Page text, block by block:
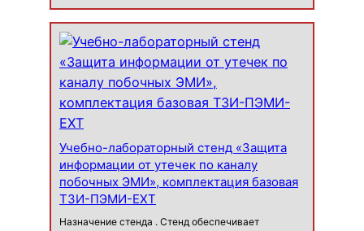
составляющие белого шума равномерно
распределены по всему диапазону
задействованных частот. Генератор белого шума…
Учебно-лабораторный стенд «Защита
информации от утечек по каналу
побочных ЭМИ», комплектация базовая
ТЗИ-ПЭМИ-EXT
Назначение стенда . Стенд обеспечивает